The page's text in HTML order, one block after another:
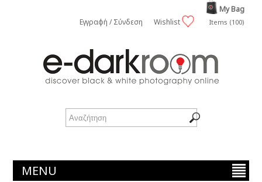
Εγγραφή / Σύνδεση Wishlist
My Bag
Items (100)
MENU